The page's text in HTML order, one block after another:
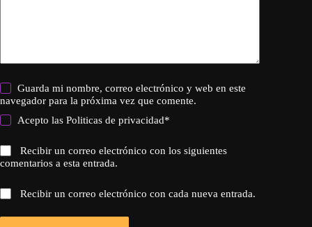
Guarda mi nombre, correo electrónico y web en este
navegador para la próxima vez que comente.
Acepto lasPoliticas de privacidad*
Recibir un correo electrónico con los siguientes
comentarios a esta entrada.
Recibir un correo electrónico con cada nueva entrada.